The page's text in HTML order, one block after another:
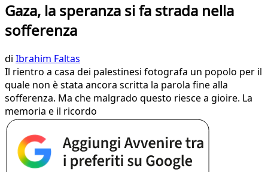
Gaza, la speranza si fa strada nella
sofferenza
di Ibrahim Faltas
Il rientro a casa dei palestinesi fotografa un popolo per il
quale non è stata ancora scritta la parola fine alla
sofferenza. Ma che malgrado questo riesce a gioire. La
memoria e il ricordo